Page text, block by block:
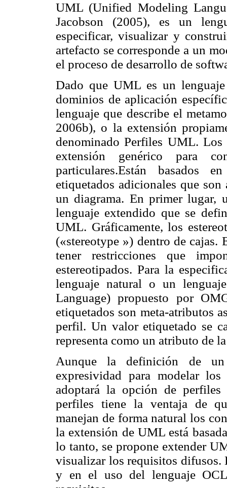
UML (Unified Modeling
Jacobson (2005), es un
especificar, visualizar y
artefacto se corresponde a un
el proceso de desarrollo de
Dado que UML es un
dominios de aplicación
lenguaje que describe el
2006b), o la extensión
denominado Perfiles UML.
extensión genérico para
particulares.Están basados
etiquetados adicionales que
un diagrama. En primer lugar,
lenguaje extendido que se
UML. Gráficamente, los
(«stereotype ») dentro de cajas.
tener restricciones que
estereotipados. Parala
lenguaje natural o un
Language) propuesto por
etiquetados son meta-atributos
perfil. Un valor etiquetado se
representa como un atributo de
Aunque la definición de
expresividad para modelar
adoptará la opción de perfiles
perfiles tiene la ventaja de
manejan de forma natural los
la extensión de UML está
lo tanto, se propone extender
visualizar los requisitos
y en el uso del lenguaje